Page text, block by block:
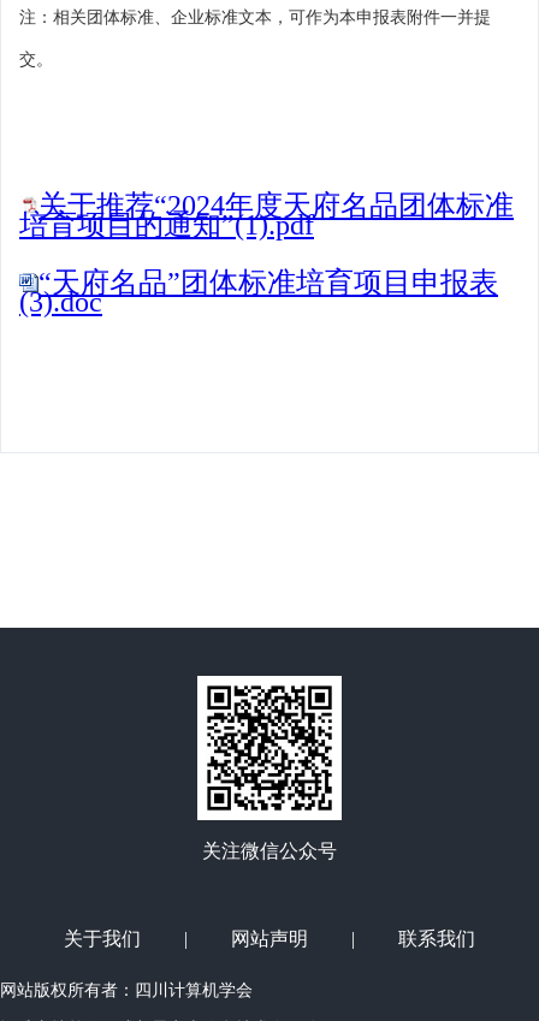
注：相关团体标准、企业标准文本， 可作为本申报表附件一并提
交。
关于推荐“2024年度天府名品团体标准
培育项目的通知”(1).pdf
“天府名品”团体标准培育项目申报表
(3).doc
关于我们 | 网站声明 | 联系我们
网站版权所有者：四川计算机学会
关注微信公众号